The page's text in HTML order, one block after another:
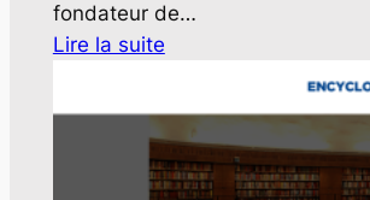
fondateur de…
Lire la suite